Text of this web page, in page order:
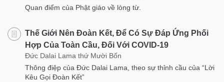
Quan điểm của Phật giáo về lòng từ.
Thế Giới Nên Đoàn Kết, Để Có Sự Đáp Ứng Phối
Hợp Của Toàn Cầu, Đối Với COVID-19
Đức Dalai Lama thứ Mười Bốn
Thông điệp của Đức Dalai Lama, theo sự thỉnh cầu của “Lời
Kêu Gọi Đoàn Kết”